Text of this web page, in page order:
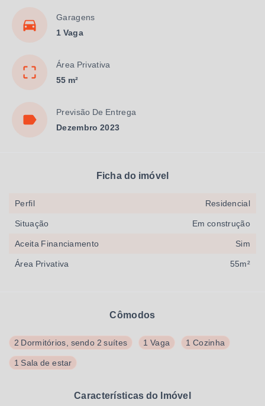
Garagens
1 Vaga
Área Privativa
55 m²
Previsão De Entrega
Dezembro 2023
Cômodos
2 Dormitórios, sendo 2 suítes 1 Vaga 1 Cozinha
1 Sala de estar
Características do Imóvel
Ficha do imóvel
Perfil Residencial
Situação Em construção
Aceita Financiamento Sim
Área Privativa 55m²